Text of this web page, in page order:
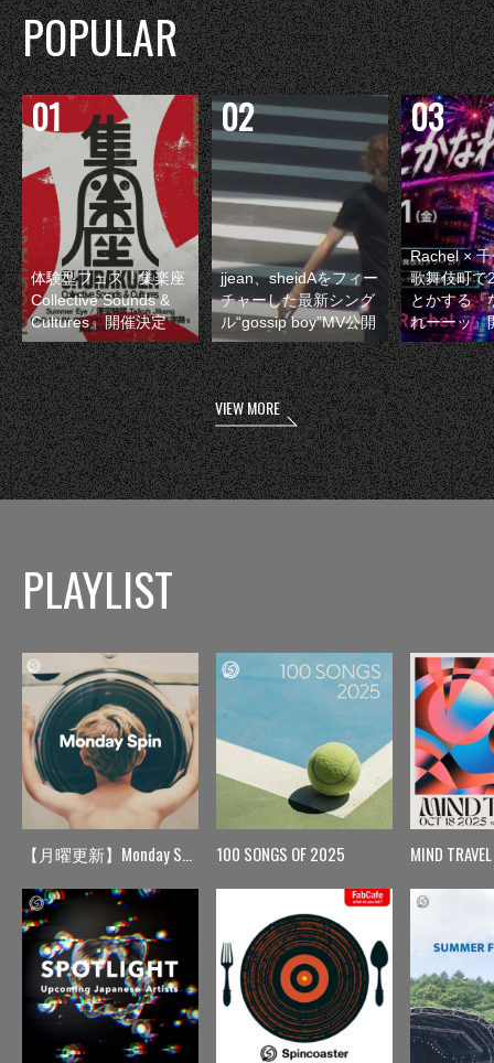
POPULAR
体験型フェス『集楽座
Collective Sounds &
Cultures』開催決定
jjean、sheidAをフィー
チャーした最新シング
ル“gossip boy”MV公開
Rachel ×
歌舞伎町で
とかする『
れーーッ』
VIEW MORE
PLAYLIST
【月曜更新】Monday Spin 100 SONGS OF 2025 MIND TRAVEL